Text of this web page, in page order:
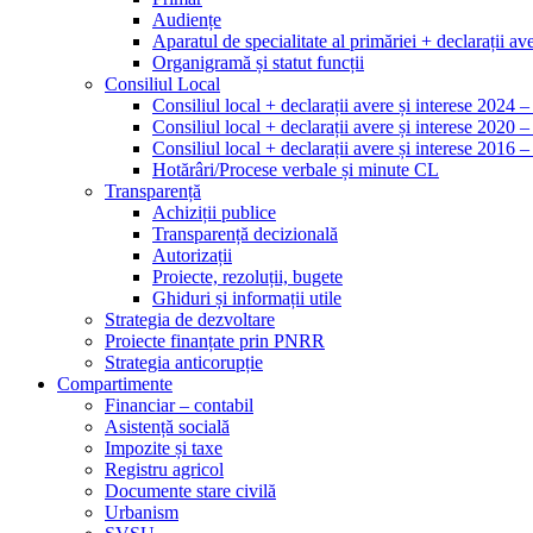
Audiențe
Aparatul de specialitate al primăriei + declarații
Organigramă și statut funcții
Consiliul Local
Consiliul local + declarații avere și interese 2024
Consiliul local + declarații avere și interese 2020
Consiliul local + declarații avere și interese 2016
Hotărâri/Procese verbale și minute CL
Transparență
Achiziții publice
Transparență decizională
Autorizații
Proiecte, rezoluții, bugete
Ghiduri și informații utile
Strategia de dezvoltare
Proiecte finanțate prin PNRR
Strategia anticorupție
Compartimente
Financiar – contabil
Asistență socială
Impozite și taxe
Registru agricol
Documente stare civilă
Urbanism